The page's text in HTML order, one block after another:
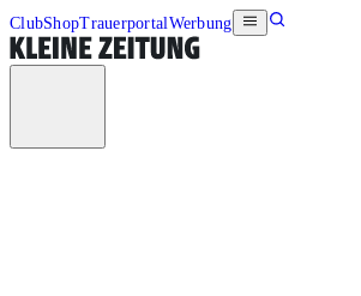
ClubShopTrauerportalWerbung